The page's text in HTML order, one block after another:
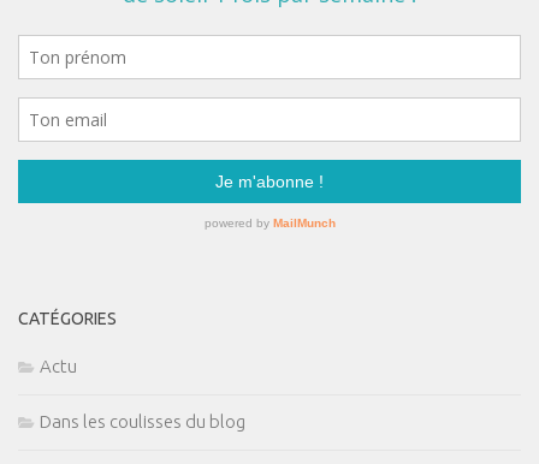
CATÉGORIES
Actu
Dans les coulisses du blog